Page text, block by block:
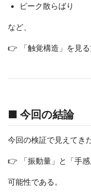
ピーク散らばり
など、
👉 「触覚構造」を見る
■ 今回の結論
今回の検証で見えてき
👉 「振動量」と「手
可能性である。